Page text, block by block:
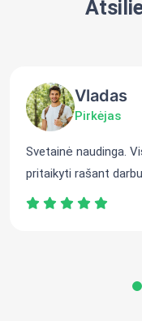
Vladas
Pirkėjas
Svetainė naudinga.
pritaikyti rašant